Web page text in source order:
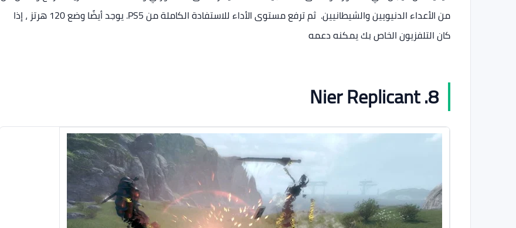
من الأعداء الدنيويين والشيطانيين. ثم ترفع مستوى الأداء للاستفادة الكاملة من PS5. يوجد أيضًا وضع 120 هرتز ، إذا
كان التلفزيون الخاص بك يمكنه دعمه
8. Nier Replicant